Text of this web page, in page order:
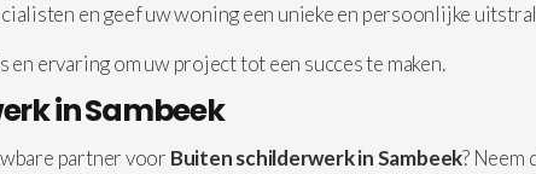
en geef uw woning een unieke en persoonlijke
ervaring om uw project tot een succes te maken.
in Sambeek
partner voor Buiten schilderwerk in Sambeek? Neem